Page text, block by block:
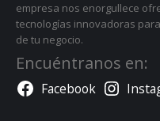
empresa nos enorgullece
tecnologías innovadoras
de tu negocio.
Encuéntranos en:
Facebook